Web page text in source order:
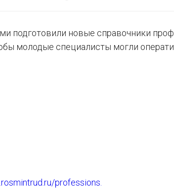
подготовили новые справочники
молодые специалисты могли
professions.